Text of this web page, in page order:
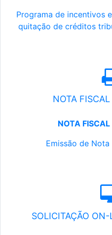
Programa de incentivos
quitação de créditos
NOTA
NOTA
Emissão de
SOLICITAÇÃO